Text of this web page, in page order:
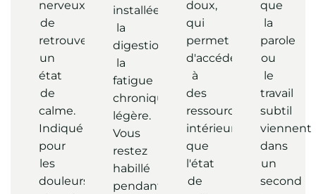
nerveux
de
retrouver
un
état
de
calme.
Indiqué
pour
les
douleurs
installées,
la
digestion,
la
fatigue
chronique
légère.
Vous
restez
habillé
pendant
doux,
qui
permet
d'accéder
à
des
ressources
intérieures
que
l'état
de
que
la
parole
ou
le
travail
subtil
viennent
dans
un
second